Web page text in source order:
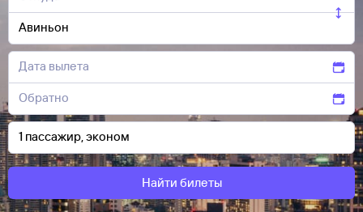
Найти билеты